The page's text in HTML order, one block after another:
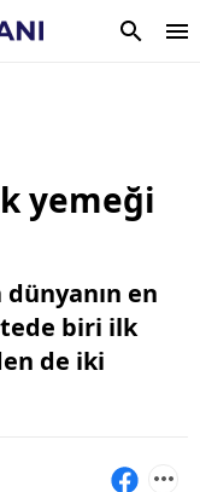
yemeği
dünyanın en
biri ilk
de iki